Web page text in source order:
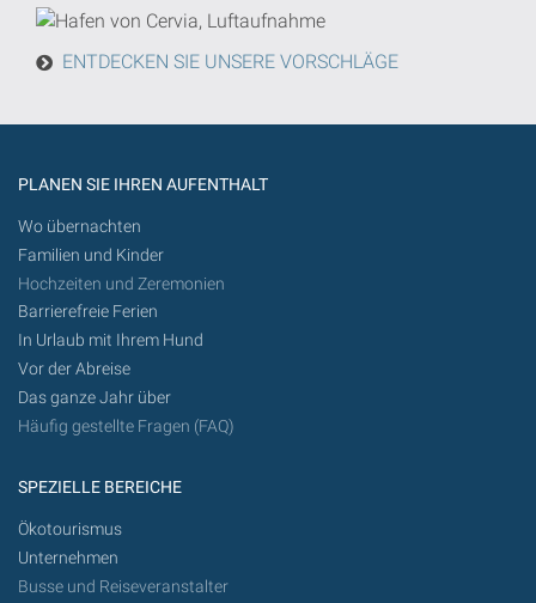
in
Zukunft
werden
ENTDECKEN SIE UNSERE VORSCHLÄGE
PLANEN SIE IHREN AUFENTHALT
Wo übernachten
Familien und Kinder
Hochzeiten und Zeremonien
Barrierefreie Ferien
In Urlaub mit Ihrem Hund
Vor der Abreise
Das ganze Jahr über
Häufig gestellte Fragen (FAQ)
SPEZIELLE BEREICHE
Ökotourismus
Unternehmen
Busse und Reiseveranstalter